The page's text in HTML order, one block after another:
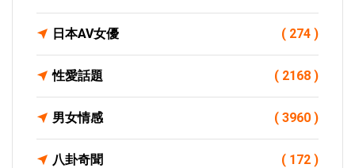
日本AV女優 ( 274 )
性愛話題 ( 2168 )
男女情感 ( 3960 )
八卦奇聞 ( 172 )